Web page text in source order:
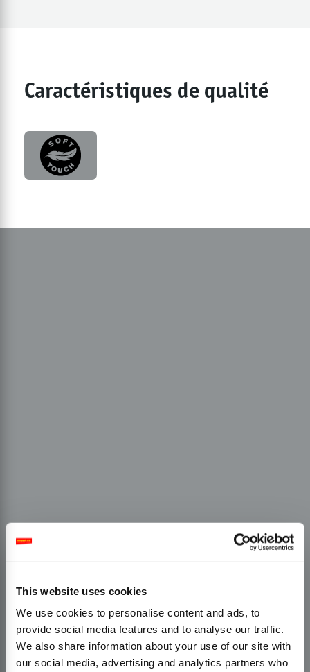
This website uses cookies
We use cookies to personalise content and ads, to
provide social media features and to analyse our traffic.
We also share information about your use of our site with
our social media, advertising and analytics partners who
Caractéristiques de qualité